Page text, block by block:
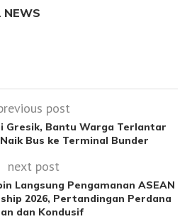
NEWS
post
Gresik, Bantu Warga Terlantar
Bus ke Terminal Bunder
next post
Langsung Pengamanan ASEAN
2026, Pertandingan Perdana
dan Kondusif